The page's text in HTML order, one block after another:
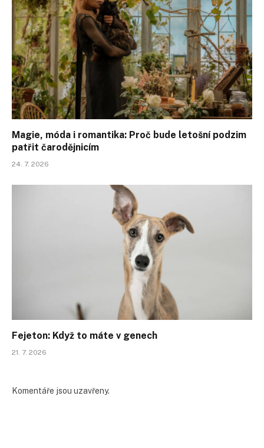
Magie, móda i romantika: Proč bude letošní podzim
patřit čarodějnicím
24. 7. 2026
Fejeton: Když to máte v genech
21. 7. 2026
Komentáře jsou uzavřeny.